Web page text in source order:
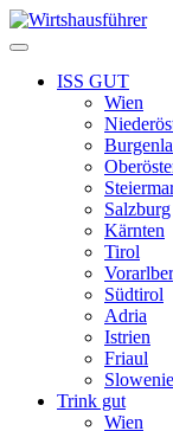
Zum
Inhalt
Menü
ISS GUT
Wien
Salzburg
Kärnten
Tirol
Südtirol
Adria
Istrien
Friaul
Trink gut
Wien